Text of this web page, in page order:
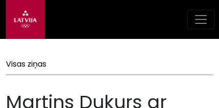
Visas ziņas
Martins Dukurs ar